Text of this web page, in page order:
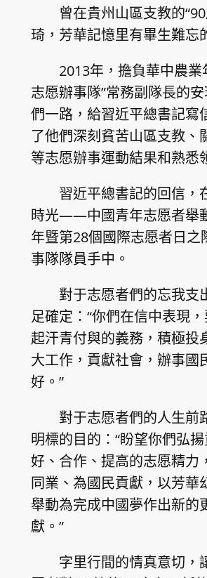
曾在貴州山區支教的
琦，芳華記憶里有畢生難忘
2013年，擔負華中農業
志愿辦事隊”常務副隊長的
們一路，給習近平總書記寫
了他們深刻貧苦山區支教、
等志愿辦事運動結果和熟悉
習近平總書記的回信，
時光——中國青年志愿者舉
年暨第28個國際志愿者日之
事隊隊員手中。
對于志愿者們的忘我支
足確定：“你們在信中表現
起汗青付與的義務，積極投
大工作，貢獻社會，辦事國
好。”
對于志愿者們的人生前
明標的目的：“盼望你們弘
好、合作、提高的志愿精力
同業、為國民貢獻，以芳華
舉動為完成中國夢作出新的
獻。”
字里行間的情真意切，